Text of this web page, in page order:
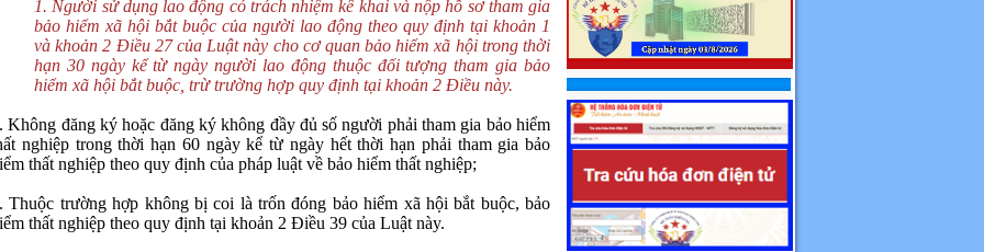
1. Người sử dụng lao động có trách nhiệm kê khai và nộp hồ sơ tham gia
bảo hiểm xã hội bắt buộc của người lao động theo quy định tại khoản 1
và khoản 2 Điều 27 của Luật này cho cơ quan bảo hiểm xã hội trong thời
hạn 30 ngày kể từ ngày người lao động thuộc đối tượng tham gia bảo
hiểm xã hội bắt buộc, trừ trường hợp quy định tại khoản 2 Điều này.
Không đăng ký hoặc đăng ký không đầy đủ số người phải tham gia bảo hiểm
nghiệp trong thời hạn 60 ngày kể từ ngày hết thời hạn phải tham gia bảo
thất nghiệp theo quy định của pháp luật về bảo hiểm thất nghiệp;
Thuộc trường hợp không bị coi là trốn đóng bảo hiểm xã hội bắt buộc, bảo
thất nghiệp theo quy định tại khoản 2 Điều 39 của Luật này.
bình luận*